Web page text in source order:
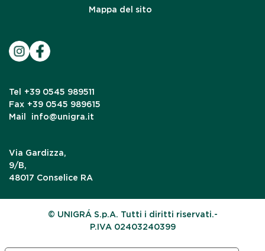
Mappa del sito
Tel
+39 0545 989511
Fax +39 0545 989615
Mail
info@unigra.it
Via Gardizza,
9/B,
48017 Conselice RA
© UNIGRÁ S.p.A. Tutti i diritti riservati.-
P.IVA 02403240399